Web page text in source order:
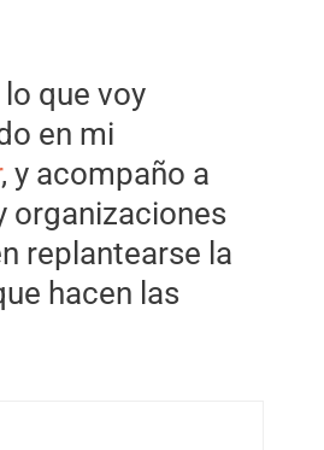
que voy
en mi
, y acompaño a
organizaciones
replantearse la
hacen las